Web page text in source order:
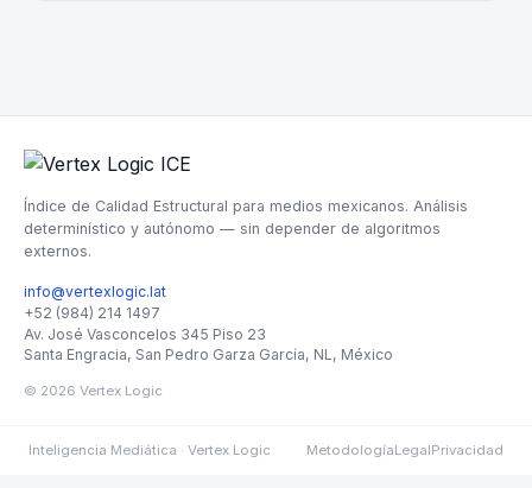
Índice de Calidad Estructural para medios mexicanos. Análisis
determinístico y autónomo — sin depender de algoritmos
externos.
info@vertexlogic.lat
+52 (984) 214 1497
Av. José Vasconcelos 345 Piso 23
Santa Engracia, San Pedro Garza García, NL, México
© 2026 Vertex Logic
Inteligencia Mediática · Vertex Logic MetodologíaLegalPrivacidad